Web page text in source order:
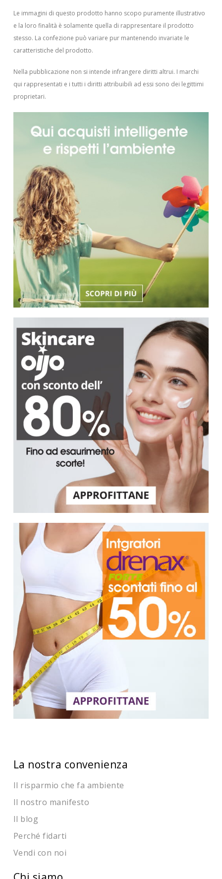
Le immagini di questo prodotto hanno scopo puramente illustrativo
e la loro finalità è solamente quella di rappresentare il prodotto
stesso. La confezione può variare pur mantenendo invariate le
caratteristiche del prodotto.
Nella pubblicazione non si intende infrangere diritti altrui. I marchi
qui rappresentati e i tutti i diritti attribuibili ad essi sono dei legittimi
proprietari.
La nostra convenienza
Il risparmio che fa ambiente
Il nostro manifesto
Il blog
Perché fidarti
Vendi con noi